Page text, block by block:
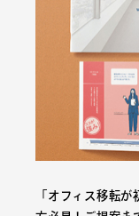
「オフィス移転